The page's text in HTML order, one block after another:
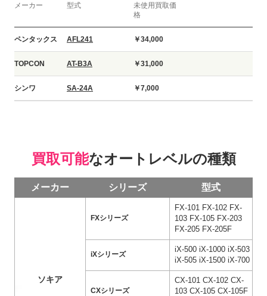
メーカー 型式
未使用買取価
格
ペンタックス AFL241 ￥34,000
TOPCON AT-B3A ￥31,000
シンワ SA-24A ￥7,000
買取可能なオートレベルの種類
メーカー シリーズ 型式
ソキア
FXシリーズ
FX-101 FX-102 FX-
103 FX-105 FX-203
FX-205 FX-205F
iXシリーズ
iX-500 iX-1000 iX-503
iX-505 iX-1500 iX-700
CXシリーズ
CX-101 CX-102 CX-
103 CX-105 CX-105F